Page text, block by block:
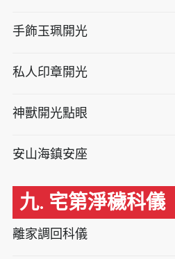
手飾玉珮開光
私人印章開光
神獸開光點眼
安山海鎮安座
九. 宅第淨穢科儀
離家調回科儀